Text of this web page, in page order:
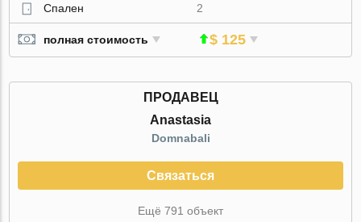
Спален
2
полная стоимость $ 125
ПРОДАВЕЦ
Anastasia
Domnabali
Связаться
Ещё 791 объект